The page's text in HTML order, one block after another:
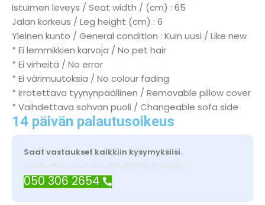
Istuimen leveys / Seat width / (cm) : 65
Jalan korkeus / Leg height (cm) : 6
Yleinen kunto / General condition : Kuin uusi / Like new
* Ei lemmikkien karvoja / No pet hair
* Ei virheitä / No error
* Ei värimuutoksia / No colour fading
* Irrotettava tyynynpäällinen / Removable pillow cover
* Vaihdettava sohvan puoli / Changeable sofa side
14 päivän palautusoikeus
Saat vastaukset kaikkiin kysymyksiisi.
Tarvitsetko apua? Ota yhteyttä WhatsAppilla
050 306 2654